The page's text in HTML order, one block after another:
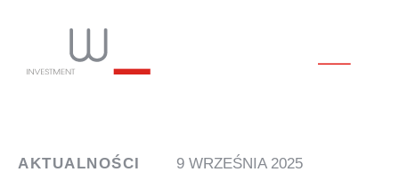
AKTUALNOŚCI 9 WRZEŚNIA 2025